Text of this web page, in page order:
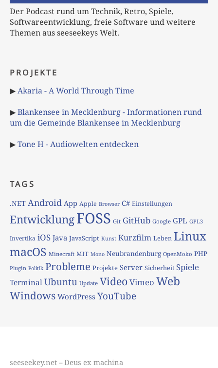
Der Podcast rund um Technik, Retro, Spiele,
Softwareentwicklung, freie Software und weitere
Themen aus seeseekeys Welt.
PROJEKTE
▶Akaria - A World Through Time
▶Blankensee in Mecklenburg - Informationen rund
um die Gemeinde Blankensee in Mecklenburg
▶Tone H - Audiowelten entdecken
TAGS
.NET Android App Apple Browser C# Einstellungen
EntwicklungFOSS Git GitHub Google GPL GPL3
Invertika iOS Java JavaScript Kunst Kurzfilm Leben Linux
macOS Minecraft MIT Mono Neubrandenburg OpenMoko PHP
Plugin Politik Probleme Projekte Server Sicherheit Spiele
TerminalUbuntu Update VideoVimeo Web
Windows WordPress YouTube
seeseekey.net – Deus ex machina